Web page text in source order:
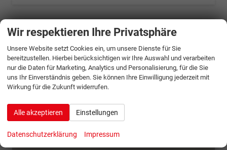
Wir respektieren Ihre Privatsphäre
Unsere Website setzt Cookies ein, um unsere Dienste für Sie
bereitzustellen. Hierbei berücksichtigen wir Ihre Auswahl und verarbeiten
nur die Daten für Marketing, Analytics und Personalisierung, für die Sie
uns Ihr Einverständnis geben. Sie können Ihre Einwilligung jederzeit mit
Wirkung für die Zukunft widerrufen.
Alle akzeptieren Einstellungen
Datenschutzerklärung Impressum